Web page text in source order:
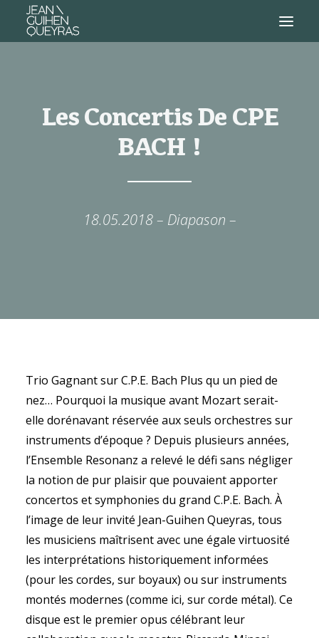
SEARCH
Les Concertis De CPE
BACH !
18.05.2018 – Diapason –
Trio Gagnant sur C.P.E. Bach Plus qu un pied de
nez… Pourquoi la musique avant Mozart serait-
elle dorénavant réservée aux seuls orchestres sur
instruments d’époque ? Depuis plusieurs années,
l’Ensemble Resonanz a relevé le défi sans négliger
la notion de pur plaisir que pouvaient apporter
concertos et symphonies du grand C.P.E. Bach. À
l’image de leur invité Jean-Guihen Queyras, tous
les musiciens maîtrisent avec une égale virtuosité
les interprétations historiquement informées
(pour les cordes, sur boyaux) ou sur instruments
montés modernes (comme ici, sur corde métal). Ce
disque est le premier opus célébrant leur